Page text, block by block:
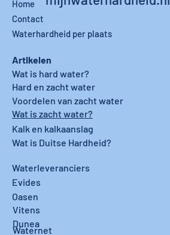
Home
Contact
Waterhardheid per plaats
Waterleveranciers
Evides
Oasen
Vitens
Dunea
Waternet
Artikelen
Wat is hard water?
Hard en zacht water
Wat is zacht water?
Voordelen van zacht water
Kalk en kalkaanslag
Wat is Duitse Hardheid?